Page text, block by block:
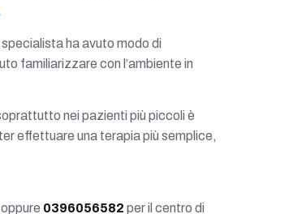
ha avuto modo di
familiarizzare con l’ambiente in
nei pazienti più piccoli è
effettuare una terapia più semplice,
0396056582 per il centro di